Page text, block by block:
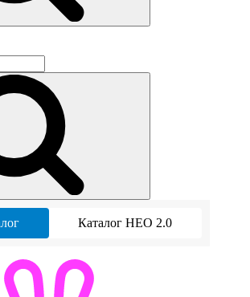
Каталог НЕО 2.0